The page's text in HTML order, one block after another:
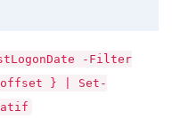
-Filter
} | Set-